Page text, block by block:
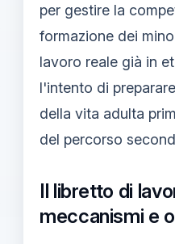
per gestire la
formazione dei
lavoro reale già in
l'intento di
della vita adulta
del percorso
Il libretto di
meccanismi e